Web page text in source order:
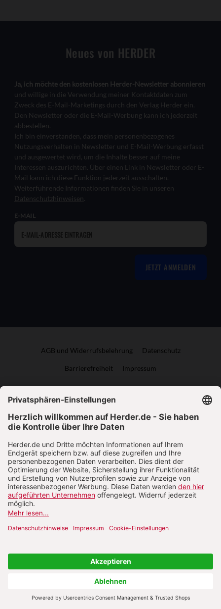
Neues von HERDER
Ja, ich möchte den kostenlosen Herder-Newsletter abonnieren
und willige in die Verwendung meiner Kontaktdaten zum
Zweck des E-Mail-Marketings durch den Verlag Herder ein.
Den Newsletter oder die E-Mail-Werbung kann ich jederzeit
abbestellen.
Ich bin einverstanden, dass mein personenbezogenes
Nutzungsverhalten in Newsletter und E-Mail-Werbung erfasst
und ausgewertet wird, um die Inhalte besser auf meine
Interessen auszurichten. Über einen Link in Newsletter oder E-
Mail kann ich diese Funktion jederzeit ausschalten.
Weiterführende Informationen finden Sie in unseren
Datenschutzhinweisen
E-MAIL
JETZT ANMELDEN
AGB und Widerrufsbelehrung Datenschutz
Barrierefreiheit Impressum
VERTRAG WIDERRUFEN